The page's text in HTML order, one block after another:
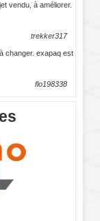
vendu, à améliorer.
trekker317
changer. exapaq est
flo198338